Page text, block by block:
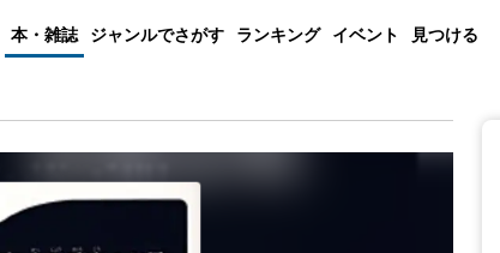
本・雑誌 ジャンルでさがす ランキング イベント 見つける